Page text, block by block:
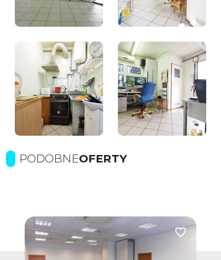
PODOBNEOFERTY
Dodaj do ulubionych Dodaj do